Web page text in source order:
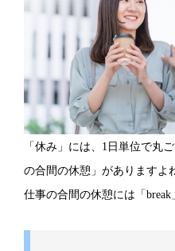
「休み」には、1日単位で丸
の合間の休憩」がありますよ
仕事の合間の休憩には「break